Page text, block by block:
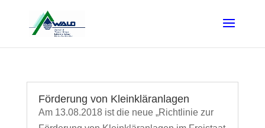
Förderung von Kleinkläranlagen
Am 13.08.2018 ist die neue „Richtlinie zur